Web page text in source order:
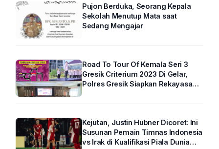
Pujon Berduka, Seorang Kepala
Sekolah Menutup Mata saat
Sedang Mengajar
Road To Tour Of Kemala Seri 3
Gresik Criterium 2023 Di Gelar,
Polres Gresik Siapkan Rekayasa
Kejutan, Justin Hubner Dicoret: Ini
Susunan Pemain Timnas Indonesia
vs Irak di Kualifikasi Piala Dunia